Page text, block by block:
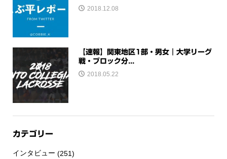
2018.12.08
【速報】関東地区1部・男女｜大学リーグ
戦・ブロック分...
2018.05.22
カテゴリー
インタビュー (251)